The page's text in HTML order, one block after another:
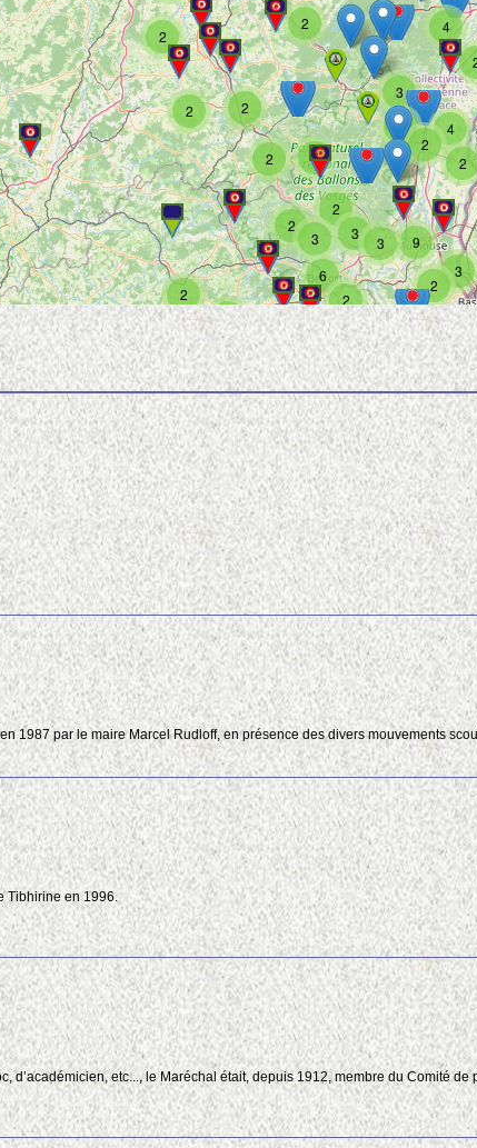
4
4
2
2
2
2
3
2
2
2
2
2
3
2
2
2 7
2
8
3
2
2
4
2
5
2
9
3
2
2
3
3
3
2
6
2
3
4
2
2
2
2
1987 par le maire Marcel Rudloff, en présence des divers mouvements
Tibhirine en 1996.
etc..., le Maréchal était, depuis 1912, membre du Comité de